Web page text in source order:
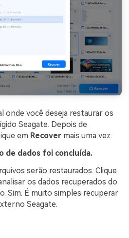
onde você deseja restaurar os
Seagate. Depois de
em Recover mais uma vez.
de dados foi concluída.
serão restaurados. Clique
os dados recuperados do
Sim. É muito simples recuperar
Seagate.